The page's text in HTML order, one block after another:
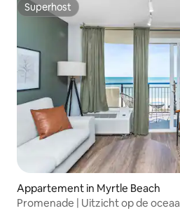
Superhost
Superhost
Appartement in Myrtle Beach
Promenade | Uitzicht op de